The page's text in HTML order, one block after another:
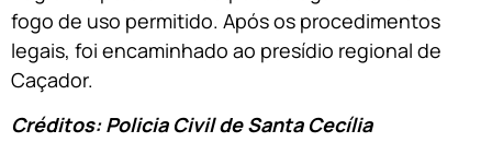
fogo de uso permitido. Após os procedimentos
legais, foi encaminhado ao presídio regional de
Caçador.
Créditos: Policia Civil de Santa Cecília